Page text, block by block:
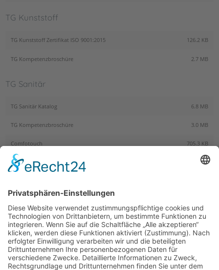
TG Kunststoff
TG Kunststoff Zertifikat ISO 9001:2015 126.2 KB
TG Kompetenzbroschüre 2.7 MB
TG Sanitär
TG Sanitär Katalog 6.8 MB
TG Kompetenzbroschüre 3.0 MB
Comfotouch 705.3 KB
TG Rollen
TG Rollen Produktinformationen
TG Rollen Anwenderinformationen 139.6 KB
TG Rollen Katalog 2.5 MB
TG Rollen TÜV Zertifikat